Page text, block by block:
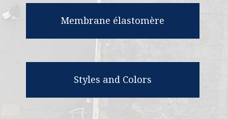
Membrane élastomère
Styles and Colors